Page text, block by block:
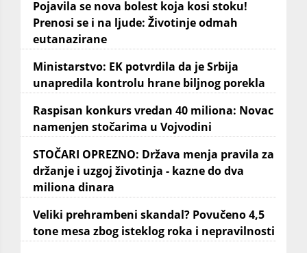
Pojavila se nova bolest koja kosi stoku!
Prenosi se i na ljude: Životinje odmah
eutanazirane
Ministarstvo: EK potvrdila da je Srbija
unapredila kontrolu hrane biljnog porekla
Raspisan konkurs vredan 40 miliona: Novac
namenjen stočarima u Vojvodini
STOČARI OPREZNO: Država menja pravila za
držanje i uzgoj životinja - kazne do dva
miliona dinara
Veliki prehrambeni skandal? Povučeno 4,5
tone mesa zbog isteklog roka i nepravilnosti